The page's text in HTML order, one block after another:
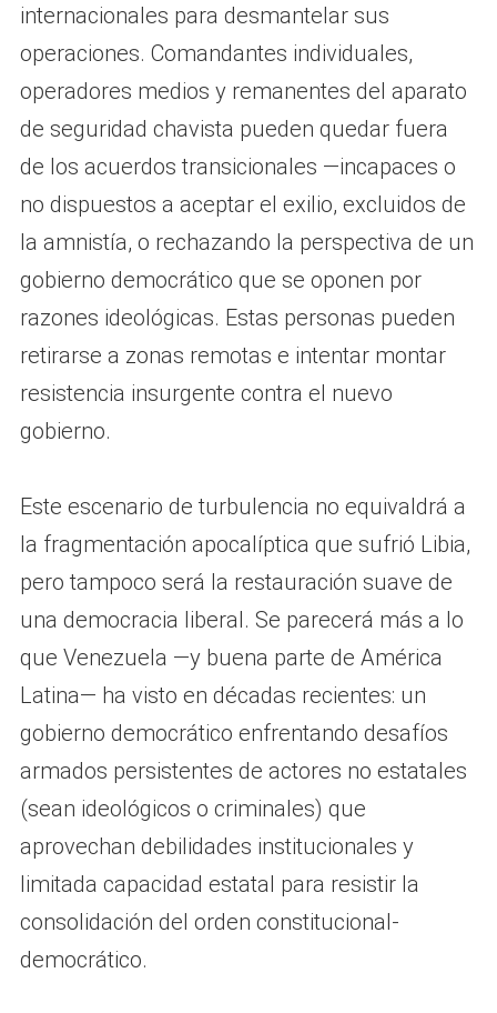
internacionales para desmantelar sus
operaciones. Comandantes individuales,
operadores medios y remanentes del aparato
de seguridad chavista pueden quedar fuera
de los acuerdos transicionales —incapaces o
no dispuestos a aceptar el exilio, excluidos de
la amnistía, o rechazando la perspectiva de un
gobierno democrático que se oponen por
razones ideológicas. Estas personas pueden
retirarse a zonas remotas e intentar montar
resistencia insurgente contra el nuevo
gobierno.
Este escenario de turbulencia no equivaldrá a
la fragmentación apocalíptica que sufrió Libia,
pero tampoco será la restauración suave de
una democracia liberal. Se parecerá más a lo
que Venezuela —y buena parte de América
Latina— ha visto en décadas recientes: un
gobierno democrático enfrentando desafíos
armados persistentes de actores no estatales
(sean ideológicos o criminales) que
aprovechan debilidades institucionales y
limitada capacidad estatal para resistir la
consolidación del orden constitucional-
democrático.